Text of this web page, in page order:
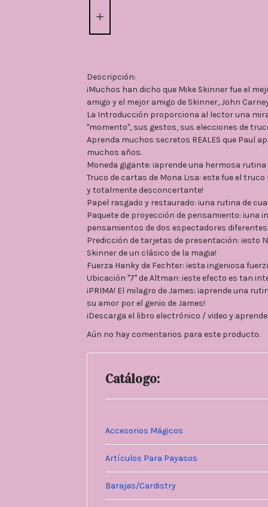
Descripción:
¡Muchos han dicho que Mike Skinner fue el
amigo y el mejor amigo de Skinner, John
La Introducción proporciona al lector una
"momento", sus gestos, sus elecciones de
Aprenda muchos secretos REALES que Paul
muchos años.
Moneda gigante: ¡aprende una hermosa
Truco de cartas de Mona Lisa: este fue el
y totalmente desconcertante!
Papel rasgado y restaurado: ¡una rutina de
Paquete de proyección de pensamiento: ¡una
pensamientos de dos espectadores
Predicción de tarjetas de presentación: ¡esto
Skinner de un clásico de la magia!
Fuerza Hanky ​​de Fechter: ¡esta ingeniosa
Ubicación "7" de Altman: ¡este efecto es tan
¡PRIMA! El milagro de James: ¡aprende una
su amor por el genio de James!
¡Descarga el libro electrónico / video y
Aún no hay comentarios para este producto.
Catálogo:
Accesorios Mágicos
Artículos Para Payasos
Barajas/Cardistry